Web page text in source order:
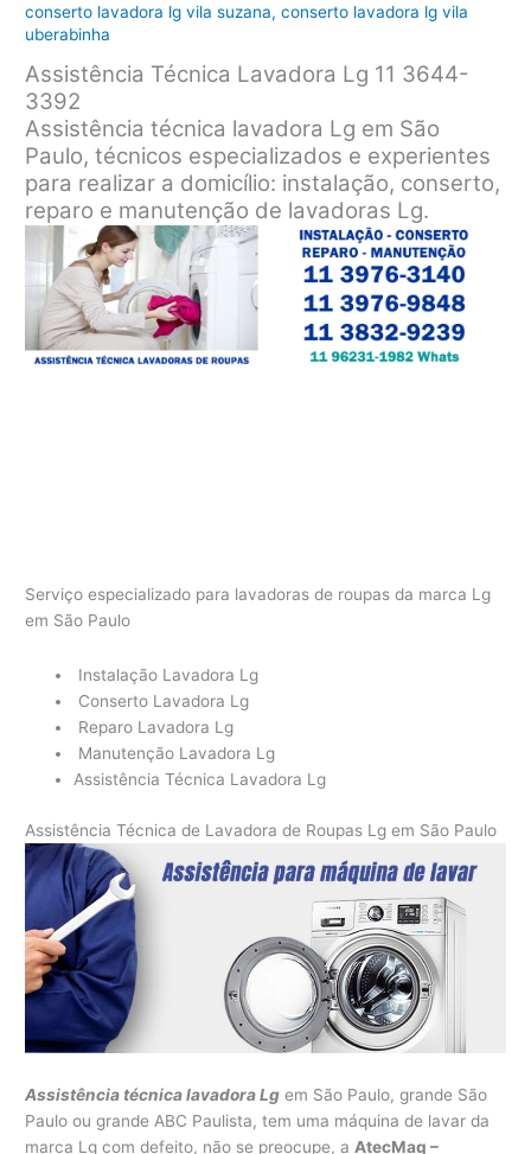
conserto lavadora lg vila suzana,conserto lavadora lg vila
uberabinha
Assistência Técnica Lavadora Lg 11 3644-
3392
Assistência técnica lavadora Lg em São
Paulo, técnicos especializados e experientes
para realizar a domicílio: instalação, conserto,
reparo e manutenção de lavadoras Lg.
Serviço especializado para lavadoras de roupas da marca Lg
em São Paulo
Instalação Lavadora Lg
Conserto Lavadora Lg
Reparo Lavadora Lg
Manutenção Lavadora Lg
Assistência Técnica Lavadora Lg
Assistência Técnica de Lavadora de Roupas Lg em São Paulo
Assistência técnica lavadora Lg em São Paulo, grande São
Paulo ou grande ABC Paulista, tem uma máquina de lavar da
marca Lg com defeito, não se preocupe, aAtecMaq –